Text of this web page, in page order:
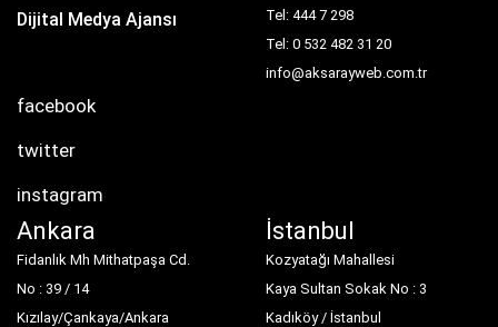
Dijital Medya Ajansı
facebook
twitter
instagram
Tel: 444 7 298
Tel: 0 532 482 31 20
info@aksarayweb.com.tr
Ankara
Fidanlık Mh Mithatpaşa Cd.
No : 39 / 14
Kızılay/Çankaya/Ankara
İstanbul
Kozyatağı Mahallesi
Kaya Sultan Sokak No : 3
Kadıköy / İstanbul